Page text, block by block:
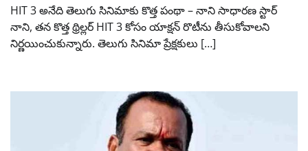
HIT 3 అనేది తెలుగు సినిమాకు కొత్త పంథా – నాని సాధారణ స్టార్
నాని, తన కొత్త థ్రిల్లర్ HIT 3 కోసం యాక్షన్ రొటీను తీసుకోవాలని
నిర్ణయించుకున్నారు. తెలుగు సినిమా ప్రేక్షకులు […]